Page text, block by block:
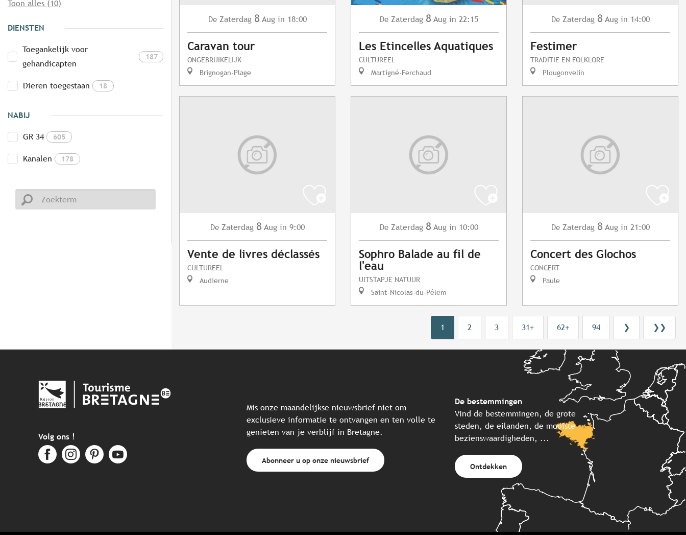
Toon alles (10)
DIENSTEN
Toegankelijk voor
gehandicapten
187
Dieren toegestaan 18
NABIJ
GR 34 605
Kanalen 178
De Zaterdag 8 Aug in 18:00
Caravan tour
ONGEBRUIKELIJK
Brignogan-Plage
De Zaterdag 8 Aug in 22:15
Les Etincelles Aquatiques
CULTUREEL
Martigné-Ferchaud
De Zaterdag 8 Aug in 14:00
Festimer
TRADITIE EN FOLKLORE
Plougonvelin
De Zaterdag 8 Aug in 9:00
Vente de livres déclassés
CULTUREEL
Audierne
De Zaterdag 8 Aug in 10:00
Sophro Balade au fil de
l'eau
UITSTAPJE NATUUR
Saint-Nicolas-du-Pélem
De Zaterdag 8 Aug in 21:00
Concert des Glochos
CONCERT
Paule
1 2 3 31+ 62+ 94 ❯ ❯❯
Volg ons !
Mis onze maandelijkse nieuwsbrief niet om
exclusieve informatie te ontvangen en ten volle te
genieten van je verblijf in Bretagne.
Abonneer u op onze nieuwsbrief
De bestemmingen
Vind de bestemmingen, de grote
steden, de eilanden, de mooiste
bezienswaardigheden, ...
Ontdekken